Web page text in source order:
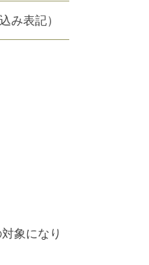
み表記）
象になり